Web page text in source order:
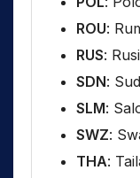
ROU:
RUS:
SDN:
SLM:
SWZ:
THA: